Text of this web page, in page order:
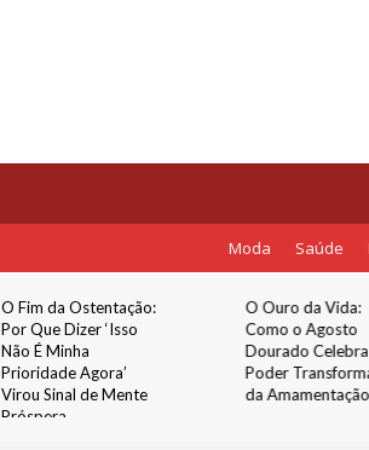
Moda Saúde
O Fim da Ostentação:
Por Que Dizer ‘Isso
Não É Minha
Prioridade Agora’
Virou Sinal de Mente
Próspera
O Ouro da Vida:
Como o Agosto
Dourado
Poder
da Amamentação